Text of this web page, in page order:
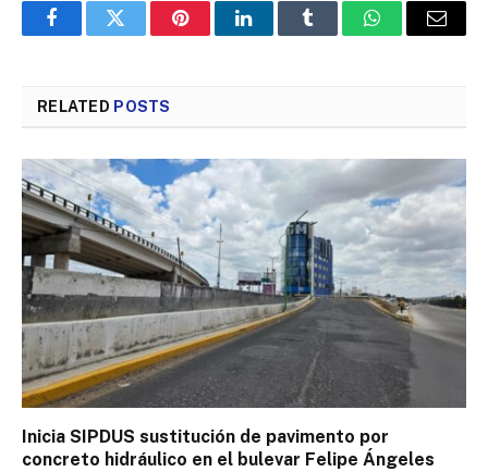
FacebookTwitter PinterestLinkedInTumblr WhatsAppEmail
RELATED POSTS
Inicia SIPDUS sustitución de pavimento por
concreto hidráulico en el bulevar Felipe Ángeles